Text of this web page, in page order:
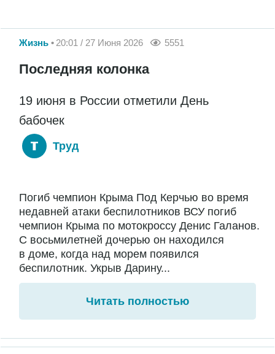
Жизнь 20:01 / 27 Июня 2026 5551
Последняя колонка
19 июня в России отметили День
бабочек
Труд
Погиб чемпион Крыма Под Керчью во время
недавней атаки беспилотников ВСУ погиб
чемпион Крыма по мотокроссу Денис Галанов.
С восьмилетней дочерью он находился
в доме, когда над морем появился
беспилотник. Укрыв Дарину...
Читать полностью